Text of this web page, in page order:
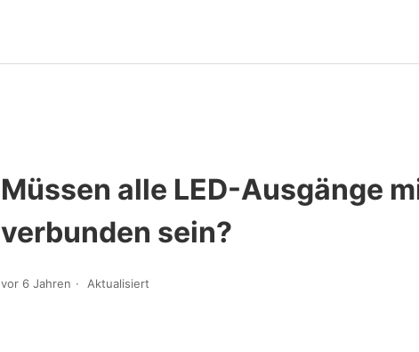
Müssen alle LED-Ausgänge
verbunden sein?
vor 6 Jahren Aktualisiert